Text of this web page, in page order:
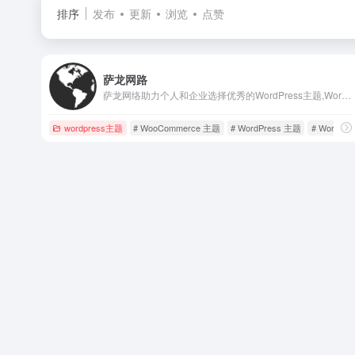
排序 发布 更新 浏览 点赞
萨龙网路
wordpress主题 # WooCommerce 主题 # WordPress 主题 #